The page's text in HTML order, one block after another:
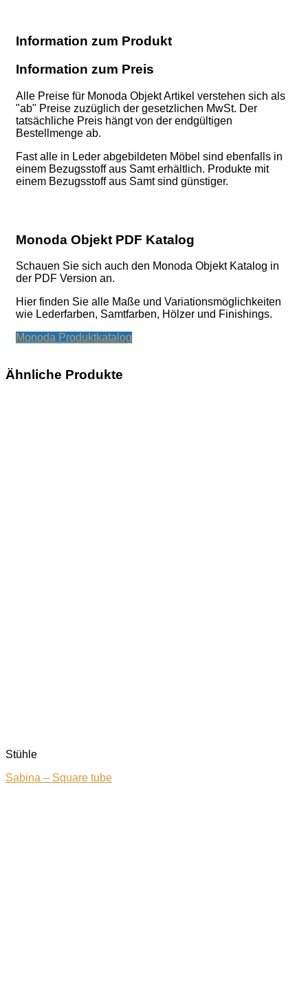
Information zum Produkt
Information zum Preis
Alle Preise für Monoda Objekt Artikel verstehen sich als
"ab" Preise zuzüglich der gesetzlichen MwSt. Der
tatsächliche Preis hängt von der endgültigen
Bestellmenge ab.
Fast alle in Leder abgebildeten Möbel sind ebenfalls in
einem Bezugsstoff aus Samt erhältlich. Produkte mit
einem Bezugsstoff aus Samt sind günstiger.
Monoda Objekt PDF Katalog
Schauen Sie sich auch den Monoda Objekt Katalog in
der PDF Version an.
Hier finden Sie alle Maße und Variationsmöglichkeiten
wie Lederfarben, Samtfarben, Hölzer und Finishings.
Monoda Produktkatalog
Ähnliche Produkte
Stühle
Sabina – Square tube